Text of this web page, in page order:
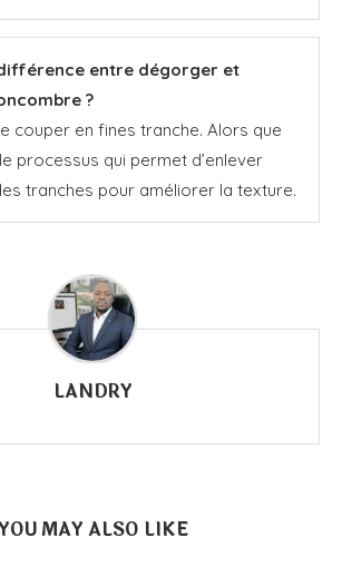
entre dégorger et
?
couper en fines tranche. Alors que
processus qui permet d’enlever
tranches pour améliorer la texture.
LANDRY
MAY ALSO LIKE